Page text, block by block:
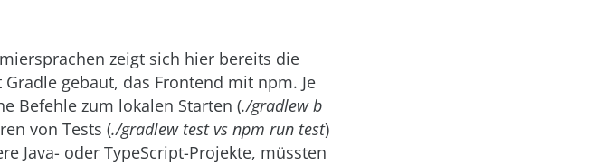
zeigt sich hier bereits die
gebaut, das Frontend mit npm. Je
Befehle zum lokalen Starten (./gradlew b
von Tests (./gradlew test vs npm run test)
Java- oder TypeScript-Projekte, müssten